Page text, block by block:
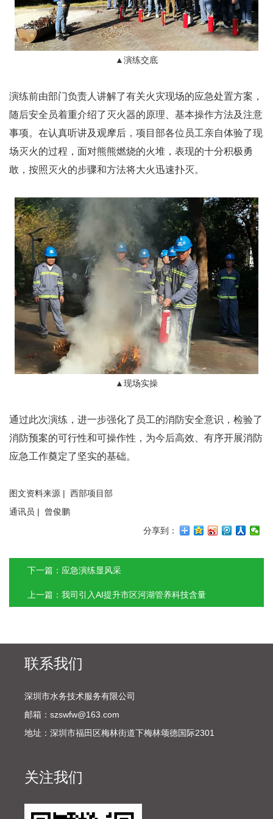
▲演练交底
演练前由部门负责人讲解了有关火灾现场的应急处置方案，
随后安全员着重介绍了灭火器的原理、基本操作方法及注意
事项。在认真听讲及观摩后，项目部各位员工亲自体验了现
场灭火的过程，面对熊熊燃烧的火堆，表现的十分积极勇
敢，按照灭火的步骤和方法将大火迅速扑灭。
▲现场实操
通过此次演练，进一步强化了员工的消防安全意识，检验了
消防预案的可行性和可操作性，为今后高效、有序开展消防
应急工作奠定了坚实的基础。
图文资料来源 | 西部项目部
通讯员 | 曾俊鹏
分享到：
下一篇：应急演练显风采
上一篇：我司引入AI提升市区河湖管养科技含量
联系我们
深圳市水务技术服务有限公司
邮箱：szswfw@163.com
地址：深圳市福田区梅林街道下梅林颂德国际2301
关注我们